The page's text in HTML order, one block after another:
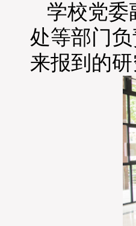
学校党委
处等部门
来报到的